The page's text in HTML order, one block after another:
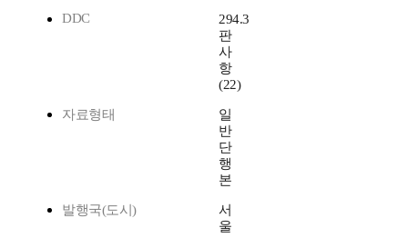
DDC
294.3
판
사
항
(22)
자료형태
일
반
단
행
본
발행국(도시)
서
울